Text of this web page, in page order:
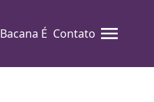
Bacana É Contato